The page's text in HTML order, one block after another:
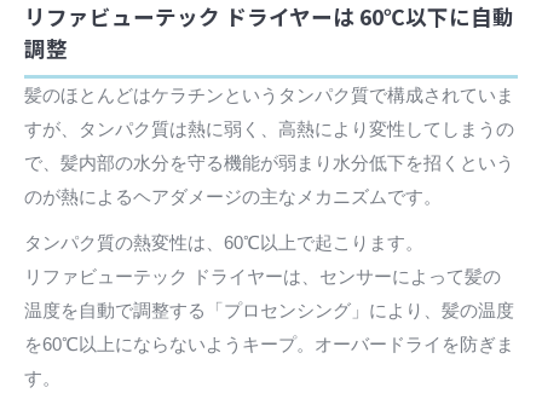
リファビューテック ドライヤーは 60℃以下に自動
調整
髪のほとんどはケラチンというタンパク質で構成されていま
すが、タンパク質は熱に弱く、高熱により変性してしまうの
で、髪内部の水分を守る機能が弱まり水分低下を招くという
のが熱によるヘアダメージの主なメカニズムです。
タンパク質の熱変性は、60℃以上で起こります。
リファビューテック ドライヤーは、センサーによって髪の
温度を自動で調整する「プロセンシング」により、髪の温度
を60℃以上にならないようキープ。オーバードライを防ぎま
す。